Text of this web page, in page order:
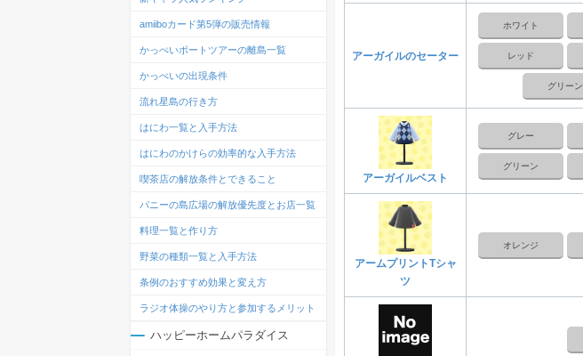
アーガイルのセーター
ホワイト
レッド
グリーン
アーガイルベスト
グレー
グリーン
アームプリントTシャ
ツ
オレンジ
amiiboカード第5弾の販売情報
かっぺいボートツアーの離島一覧
かっぺいの出現条件
流れ星島の行き方
はにわ一覧と入手方法
はにわのかけらの効率的な入手方法
喫茶店の解放条件とできること
パニーの島広場の解放優先度とお店一覧
料理一覧と作り方
野菜の種類一覧と入手方法
条例のおすすめ効果と変え方
ラジオ体操のやり方と参加するメリット
ハッピーホームパラダイス